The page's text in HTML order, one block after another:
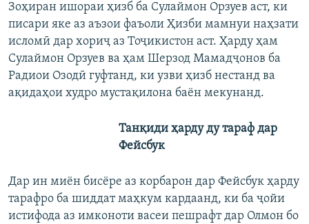
Зоҳиран ишораи ҳизб ба Сулаймон Орзуев аст, ки
писари яке аз аъзои фаъоли Ҳизби мамнуи наҳзати
исломӣ дар хориҷ аз Тоҷикистон аст. Ҳарду ҳам
Сулаймон Орзуев ва ҳам Шерзод Мамадҷонов ба
Радиои Озодӣ гуфтанд, ки узви ҳизб нестанд ва
ақидаҳои худро мустақилона баён мекунанд.
Танқиди ҳарду ду тараф дар
Фейсбук
Дар ин миён бисёре аз корбарон дар Фейсбук ҳарду
тарафро ба шиддат маҳкум кардаанд, ки ба ҷойи
истифода аз имконоти васеи пешрафт дар Олмон бо